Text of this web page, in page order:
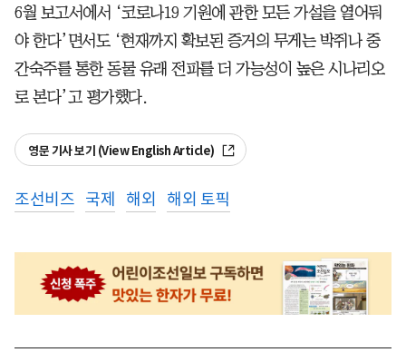
6월 보고서에서 ‘코로나19 기원에 관한 모든 가설을 열어둬
야 한다’면서도 ‘현재까지 확보된 증거의 무게는 박쥐나 중
간숙주를 통한 동물 유래 전파를 더 가능성이 높은 시나리오
로 본다’고 평가했다.
영문 기사 보기 (View English Article)
조선비즈 국제 해외 해외 토픽